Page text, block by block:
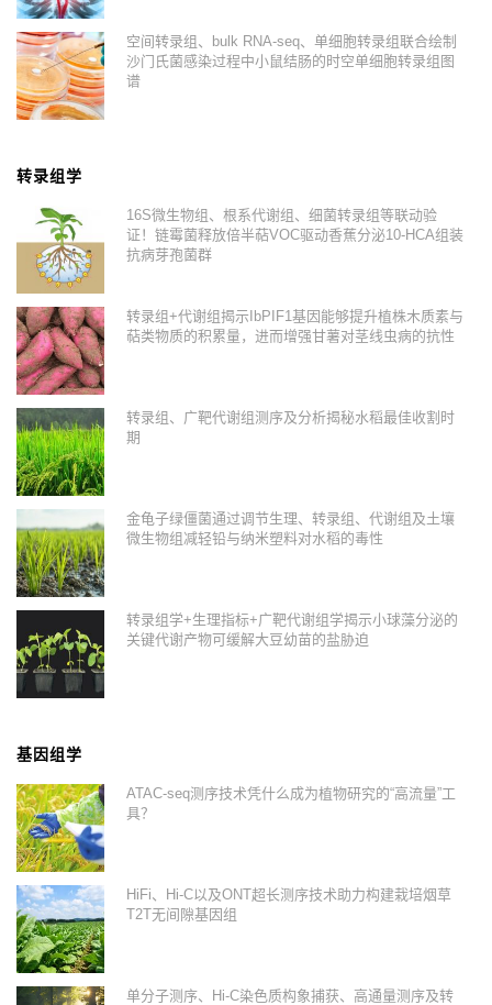
空间转录组、bulk RNA-seq、单细胞转录组联合绘制
沙门氏菌感染过程中小鼠结肠的时空单细胞转录组图
谱
转录组学
16S微生物组、根系代谢组、细菌转录组等联动验
证！链霉菌释放倍半萜VOC驱动香蕉分泌10-HCA组装
抗病芽孢菌群
转录组+代谢组揭示IbPIF1基因能够提升植株木质素与
萜类物质的积累量，进而增强甘薯对茎线虫病的抗性
转录组、广靶代谢组测序及分析揭秘水稻最佳收割时
期
金龟子绿僵菌通过调节生理、转录组、代谢组及土壤
微生物组减轻铅与纳米塑料对水稻的毒性
转录组学+生理指标+广靶代谢组学揭示小球藻分泌的
关键代谢产物可缓解大豆幼苗的盐胁迫
基因组学
ATAC-seq测序技术凭什么成为植物研究的“高流量”工
具？
HiFi、Hi-C以及ONT超长测序技术助力构建栽培烟草
T2T无间隙基因组
单分子测序、Hi-C染色质构象捕获、高通量测序及转